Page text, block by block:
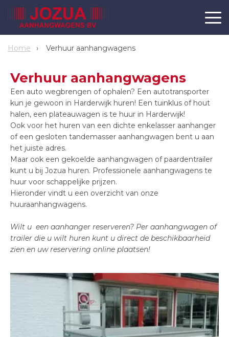
Home Verhuur aanhangwagens
Verhuur aanhangwagens
Een auto wegbrengen of ophalen? Een autotransporter
kun je gewoon in Harderwijk huren! Een tuinklus of hout
halen, een plateauwagen is te huur in Harderwijk!
Ook voor het huren van een dichte enkelasser aanhanger
of een gesloten tandemasser aanhangwagen bent u aan
het juiste adres.
Maar ook een gekoelde aanhangwagen of paardentrailer
kunt u bij Jozua huren. Professionele aanhangwagens te
huur voor schappelijke prijzen.
Hieronder vindt u een overzicht van onze
huuraanhangwagens.
Wilt u een aanhanger reserveren? Per aanhangwagen of
trailer die u wilt huren kunt u direct de beschikbaarheid
zien en uw reservering online plaatsen!